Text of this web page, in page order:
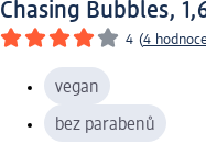
Chasing Bubbles,
4 (4
vegan
bez parabenů